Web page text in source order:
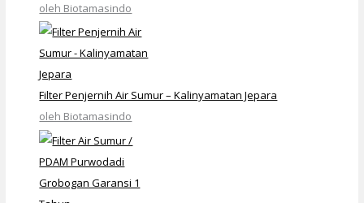
oleh Biotamasindo
Filter Penjernih Air Sumur – Kalinyamatan Jepara
oleh Biotamasindo